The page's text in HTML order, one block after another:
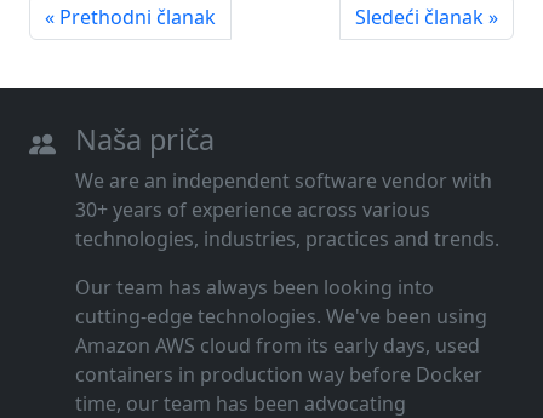
« Prethodni članak Sledeći članak »
Naša priča
We are an independent software vendor with
30+ years of experience across various
technologies, industries, practices and trends.
Our team has always been looking into
cutting‑edge technologies. We've been using
Amazon AWS cloud from its early days, used
containers in production way before Docker
time, our team has been advocating